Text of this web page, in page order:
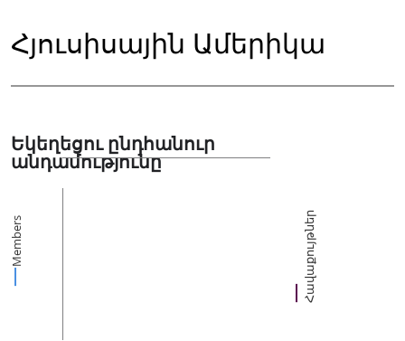
Հյուսիսային Ամերիկա
Եկեղեցու ընդհանուր
անդամությունը
Members Հավաքույթներ